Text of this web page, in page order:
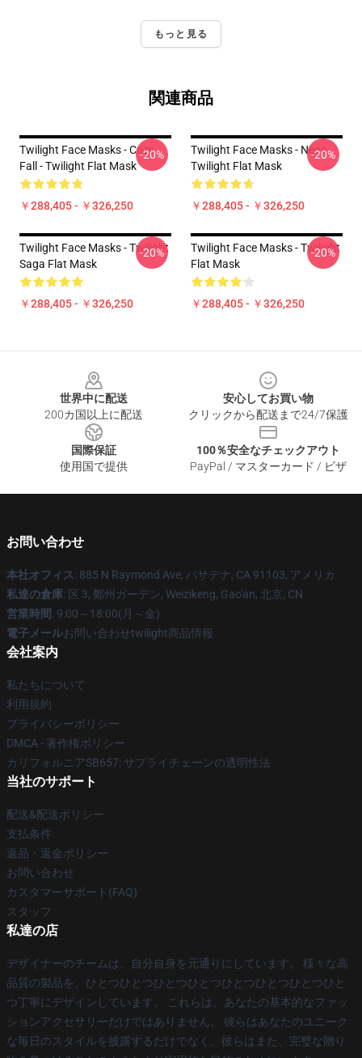
もっと見る
関連商品
Twilight Face Masks - Cozy
Fall - Twilight Flat Mask
￥288,405 - ￥326,250
-20%
Twilight Face Masks - Neon
Twilight Flat Mask
￥288,405 - ￥326,250
-20%
Twilight Face Masks - Twilight
Saga Flat Mask
￥288,405 - ￥326,250
-20%
Twilight Face Masks - Twilight
Flat Mask
￥288,405 - ￥326,250
-20%
世界中に配送
200カ国以上に配送
安心してお買い物
クリックから配送まで24/7保護
国際保証
使用国で提供
100％安全なチェックアウト
PayPal / マスターカード / ビザ
お問い合わせ
本社オフィス: 885 N Raymond Ave, パサデナ, CA 91103, アメリカ
私達の倉庫: 区 3, 鄭州ガーデン, Weizikeng, Gao'an, 北京, CN
営業時間: 9:00～18:00(月～金)
電子メールお問い合わせtwilight商品情報
会社案内
私たちについて
利用規約
プライバシーポリシー
DMCA - 著作権ポリシー
カリフォルニアSB657: サプライチェーンの透明性法
当社のサポート
配送&配送ポリシー
支払条件
返品・返金ポリシー
お問い合わせ
カスタマーサポート(FAQ)
スタッフ
私達の店
デザイナーのチームは、自分自身を元通りにしています。 様々な高
品質の製品を、ひとつひとつひとつひとつひとつひとつひとつひと
つ丁寧にデザインしています。 これらは、あなたの基本的なファッ
ションアクセサリーだけではありません。 彼らはあなたのユニーク
な毎日のスタイルを披露するだけでなく、彼らはまた、完璧な贈り